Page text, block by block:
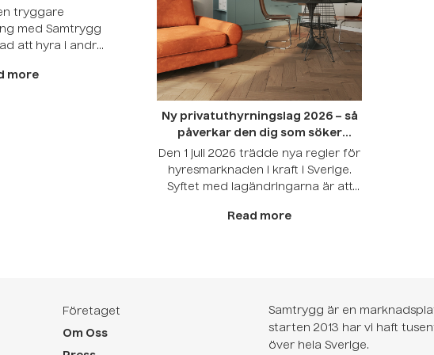
tryggare
med Samtrygg
att hyra i andra
där
more
Ny privatuthyrningslag 2026 – så
påverkar den dig som söker
bostad
Den 1 juli 2026 trädde nya regler för
hyresmarknaden i kraft i Sverige.
Syftet med lagändringarna är att
fungerande bostadsmarknad där
branschen bidragit med
Read more
Företaget
Om Oss
Samtrygg är en
starten 2013 har vi haft
över hela Sverige.